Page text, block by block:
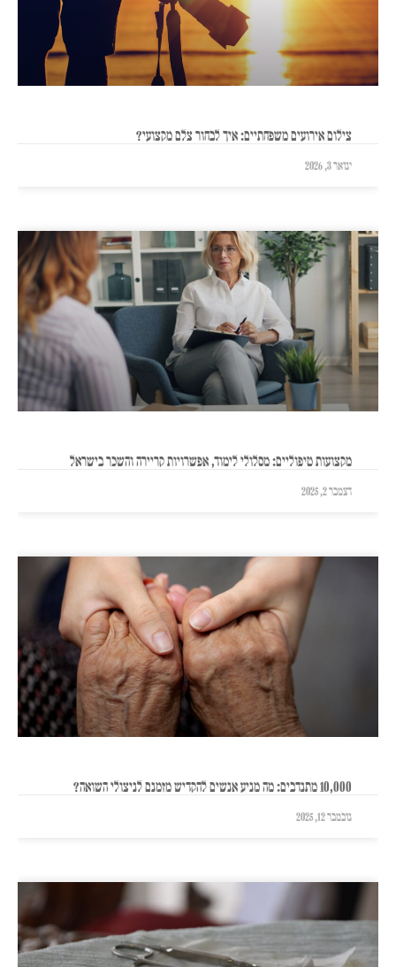
צילום אירועים משפחתיים: איך לבחור צלם מקצועי?
ינואר 3, 2026
מקצועות טיפוליים: מסלולי לימוד, אפשרויות קריירה והשכר בישראל
דצמבר 2, 2025
10,000 מתנדבים: מה מניע אנשים להקדיש מזמנם לניצולי השואה?
נובמבר 12, 2025